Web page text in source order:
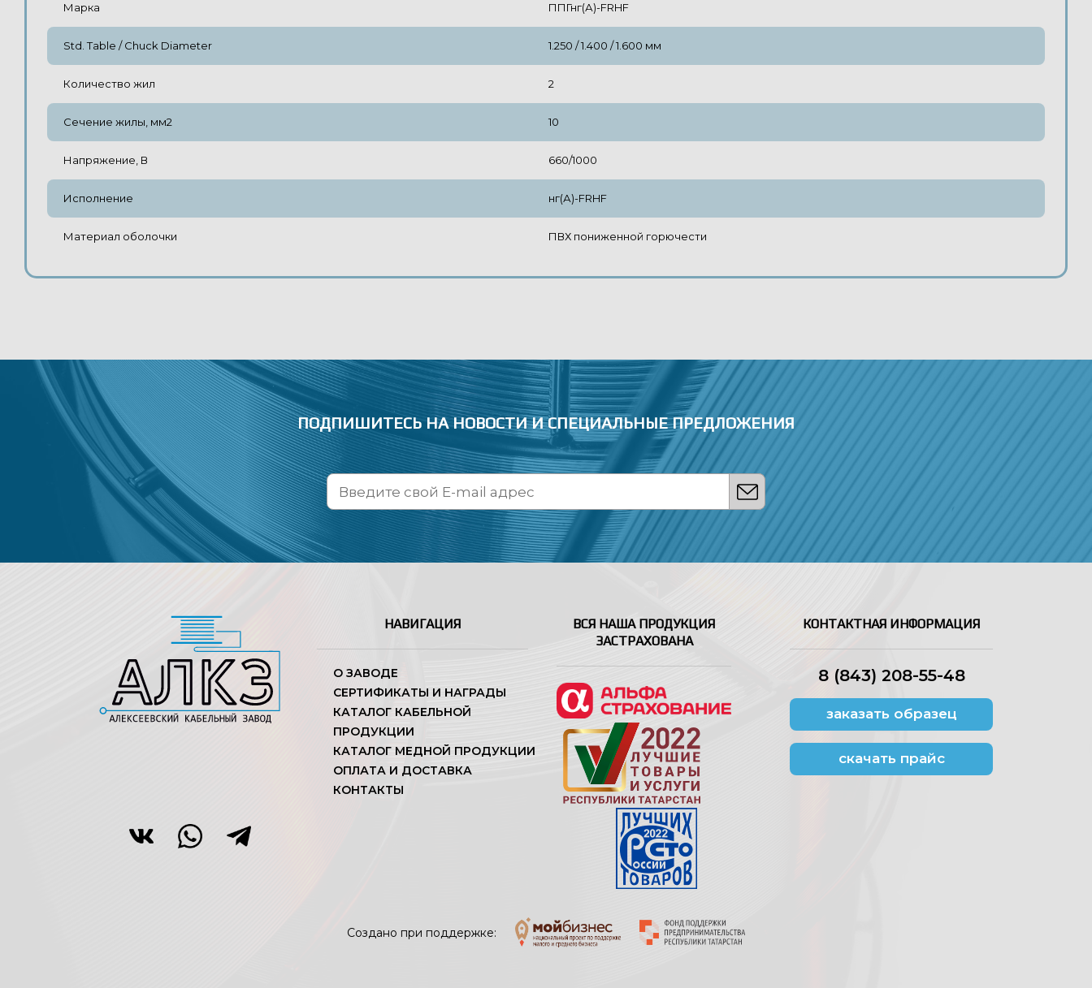
Марка ППГнг(А)-FRHF
Std. Table / Chuck Diameter 1.250 / 1.400 / 1.600 мм
Количество жил 2
Сечение жилы, мм2 10
Напряжение, В 660/1000
Исполнение нг(А)-FRHF
Материал оболочки ПВХ пониженной горючести
ПОДПИШИТЕСЬ НА НОВОСТИИ СПЕЦИАЛЬНЫЕ ПРЕДЛОЖЕНИЯ
НАВИГАЦИЯ
О ЗАВОДЕ
СЕРТИФИКАТЫ И НАГРАДЫ
КАТАЛОГ КАБЕЛЬНОЙ
ПРОДУКЦИИ
КАТАЛОГ МЕДНОЙ ПРОДУКЦИИ
ОПЛАТА И ДОСТАВКА
КОНТАКТЫ
ВСЯ НАША ПРОДУКЦИЯ
ЗАСТРАХОВАНА
КОНТАКТНАЯ ИНФОРМАЦИЯ
8 (843) 208-55-48
заказать образец
скачать прайс
Создано при поддержке: